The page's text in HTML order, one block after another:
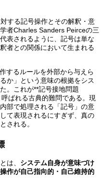
する記号操作とその解釈・意
者Charles Sanders Peirceの三
表されるように、記号は単な
者との関係において生まれる
するルールを外部から与えら
か」という意味の根拠をシス
。これが**記号接地問題
ばれる古典的難問である。現
部で処理される「記号」の意
て表現されるにすぎず、真の
される。
は、 システム自身が意味づけ
作が自己指向的・自己維持的